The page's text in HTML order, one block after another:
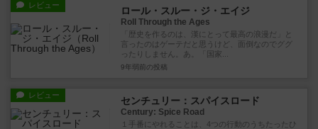
レビュー ロール・スルー・ジ・エイジ
Roll Through the Ages
「歴史を作るのは、漢にとって最高の浪漫だ」と
言ったのはゲーテだと思うけど、面倒なのでググ
ったりしません。あ。「国家...
9年弱前 の投稿
レビュー センチュリー：スパイスロード
Century: Spice Road
１手番にやれることは、4つの行動のうちたったひ